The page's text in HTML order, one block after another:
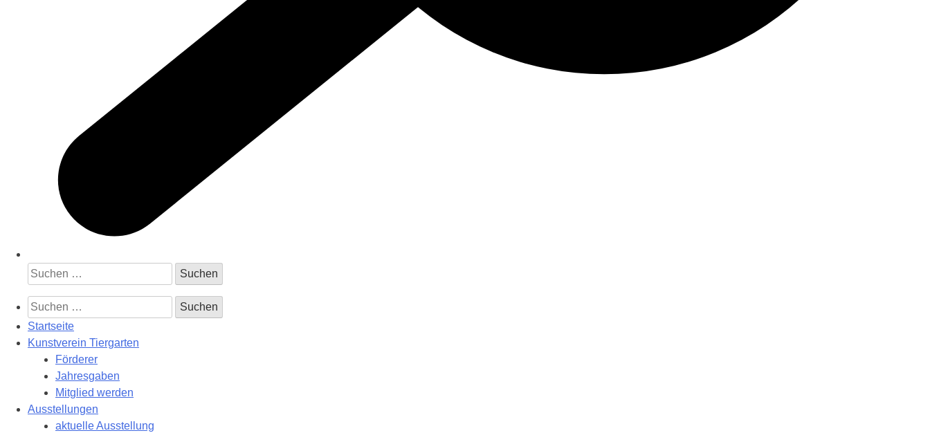
Suchen
nach:
Suchen
nach:
Startseite
Kunstverein Tiergarten
Förderer
Jahresgaben
Mitglied werden
Ausstellungen
aktuelle Ausstellung